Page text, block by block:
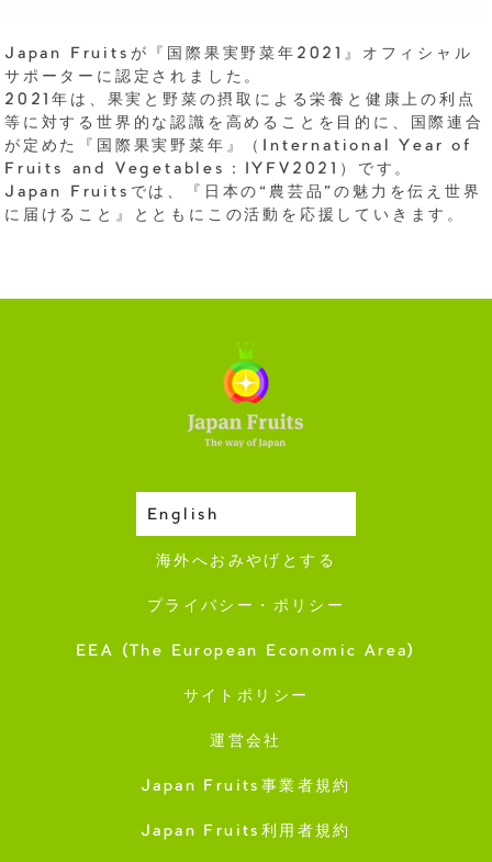
Japan Fruitsが『国際果実野菜年2021』オフィシャル
サポーターに認定されました。
2021年は、果実と野菜の摂取による栄養と健康上の利点
等に対する世界的な認識を高めることを目的に、国際連合
が定めた『国際果実野菜年』（International Year of
Fruits and Vegetables：IYFV2021）です。
Japan Fruitsでは、『日本の“農芸品”の魅力を伝え世界
に届けること』とともにこの活動を応援していきます。
English収穫カレンダー
海外へおみやげとする
プライバシー・ポリシー
EEA (The European Economic Area)
サイトポリシー
運営会社
Japan Fruits事業者規約
Japan Fruits利用者規約